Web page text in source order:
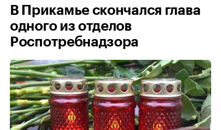
В Прикамье скончался глава
одного из отделов
Роспотребнадзора